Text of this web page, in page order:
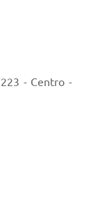
- Centro -